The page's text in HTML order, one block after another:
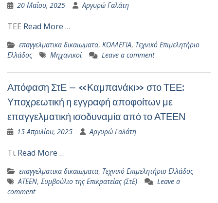
20 Μαΐου, 2025 Αργυρώ Γαλάτη
ΤΕΕ Read More …
επαγγελματικα δικαιωματα, ΚΟΛΛΕΓΙΑ, Τεχνικό Επιμελητήριο
Ελλάδος
Μηχανικοί Leave a comment
Απόφαση ΣτΕ – «Καμπανάκι» στο ΤΕΕ:
Υποχρεωτική η εγγραφή αποφοίτων με
επαγγελματική ισοδυναμία από το ΑΤΕΕΝ
15 Απριλίου, 2025 Αργυρώ Γαλάτη
Τι Read More …
επαγγελματικα δικαιωματα, Τεχνικό Επιμελητήριο Ελλάδος
ΑΤΕΕΝ,Συμβούλιο της Επικρατείας (ΣτΕ)
Leave a
comment